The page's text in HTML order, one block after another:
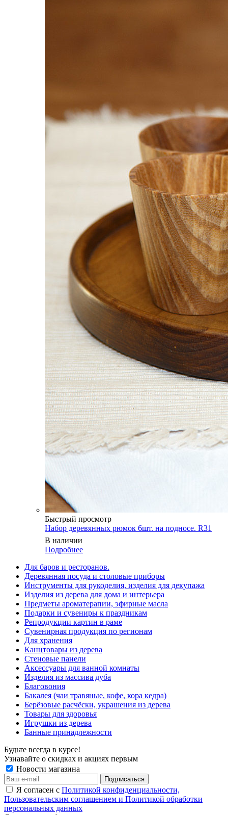
Быстрый просмотр
Набор деревянных рюмок 6шт. на подносе. R31
В наличии
Подробнее
Для баров и ресторанов.
Деревянная посуда и столовые приборы
Инструменты для рукоделия, изделия для декупажа
Изделия из дерева для дома и интерьера
Предметы ароматерапии, эфирные масла
Подарки и сувениры к праздникам
Репродукции картин в раме
Сувенирная продукция по регионам
Для хранения
Канцтовары из дерева
Стеновые панели
Аксессуары для ванной комнаты
Изделия из массива дуба
Благовония
Бакалея (чаи травяные, кофе, кора кедра)
Берёзовые расчёски, украшения из дерева
Товары для здоровья
Игрушки из дерева
Банные принадлежности
Будьте всегда в курсе!
Узнавайте о скидках и акциях первым
Новости магазина
Я согласен с Политикой конфиденциальности,
Пользовательским соглашением и Политикой обработки
персональных данных